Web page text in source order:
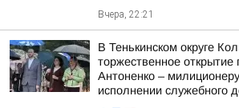
Вчера, 22:21
В Тенькинском округе
торжественное
Антоненко –
исполнении служебного